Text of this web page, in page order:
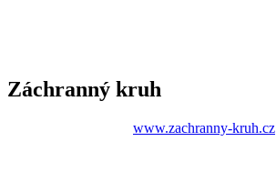
Záchranný kruh
www.zachranny-kruh.cz